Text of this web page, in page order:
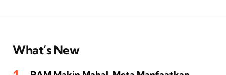
What’s New